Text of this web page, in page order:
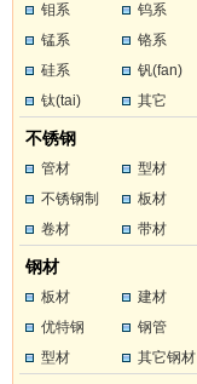
钼系
钨系
锰系
铬系
硅系
钒(fan)
钛(tai)
其它
不锈钢
管材
型材
不锈钢制
品
板材
卷材
带材
钢材
板材
建材
优特钢
钢管
型材
其它钢材